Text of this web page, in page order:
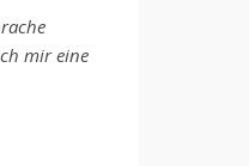
mir eine